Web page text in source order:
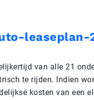
leaseplan-
van alle 21
te rijden. Indien
kosten van een